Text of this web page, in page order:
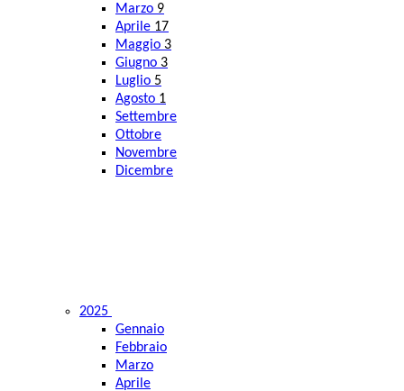
Marzo 9
Aprile 17
Maggio 3
Giugno 3
Luglio 5
Agosto 1
Settembre
Ottobre
Novembre
Dicembre
2025
Gennaio
Febbraio
Marzo
Aprile